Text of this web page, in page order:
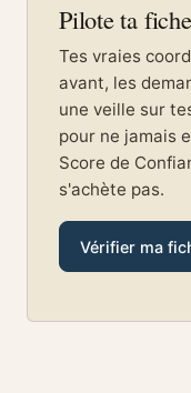
Pilote ta
Tes vraies
avant, les
une veille sur
pour ne jamais
Score de
s'achète pas.
Vérifier ma